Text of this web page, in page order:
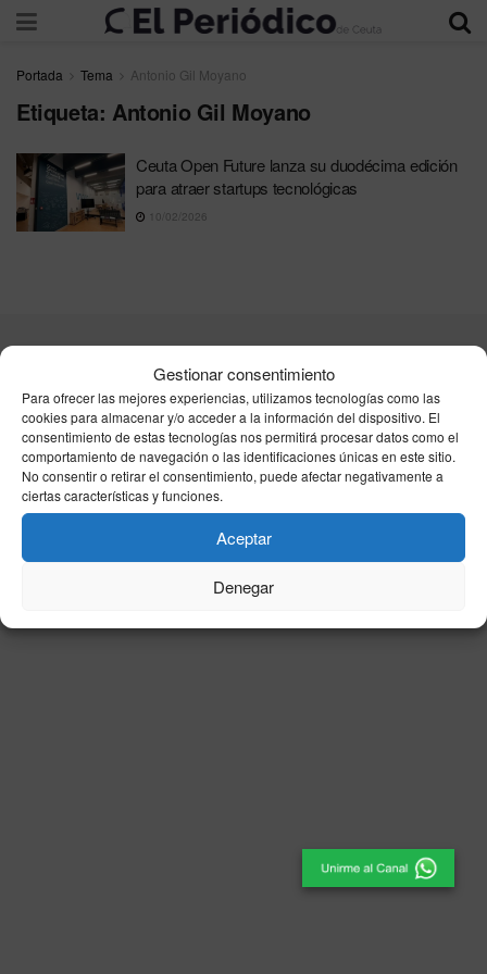
Gestionar consentimiento
Para ofrecer las mejores experiencias, utilizamos tecnologías como las
cookies para almacenar y/o acceder a la información del dispositivo. El
consentimiento de estas tecnologías nos permitirá procesar datos como el
comportamiento de navegación o las identificaciones únicas en este sitio.
No consentir o retirar el consentimiento, puede afectar negativamente a
ciertas características y funciones.
Aceptar
Denegar
Portada Tema Antonio Gil Moyano
Etiqueta: Antonio Gil Moyano
Ceuta Open Future lanza su duodécima edición
para atraer startups tecnológicas
10/02/2026
Publicidad Aviso Legal
Política de privacidad
Política de cookies
Unpu Group Solutions SL
El Periódico de Ceuta - Medio de Comunicación